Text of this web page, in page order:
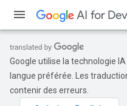
Google utilise la technologie
langue préférée. Les
contenir des erreurs.